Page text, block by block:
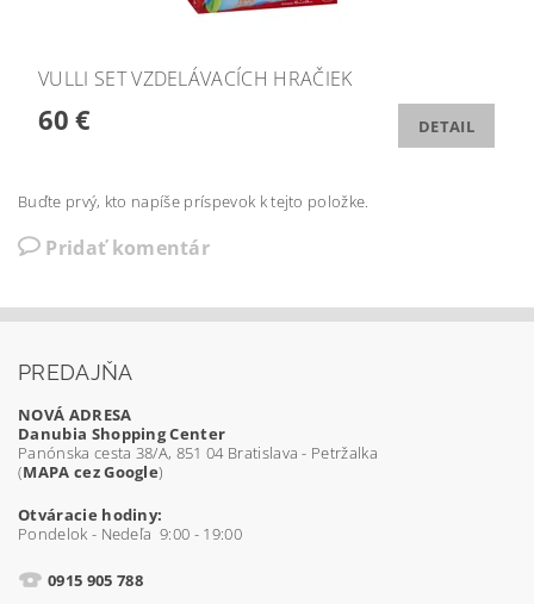
VULLI SET VZDELÁVACÍCH HRAČIEK
60 € DETAIL
Buďte prvý, kto napíše príspevok k tejto položke.
Pridať komentár
PREDAJŇA
NOVÁ ADRESA
Danubia Shopping Center
Panónska cesta 38/A, 851 04 Bratislava - Petržalka
(MAPA cez Google)
Otváracie hodiny:
Pondelok - Nedeľa 9:00 - 19:00
0915 905 788